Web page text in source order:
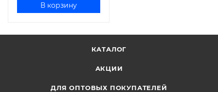
В корзину
КАТАЛОГ
АКЦИИ
ДЛЯ ОПТОВЫХ ПОКУПАТЕЛЕЙ